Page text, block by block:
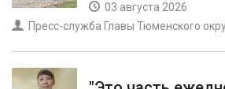
03 августа 2026
Пресс-служба Главы Тюменского